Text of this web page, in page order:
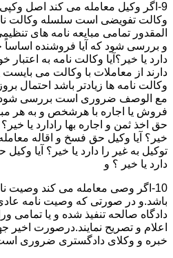
9-اگر وکیل معامله می کند اصل
وکالت تفویضی است سلسله وکالت
المقدور تمامی مبایعه نامه های
و بررسی شود که آیا فروشنده اساساً
دارد یا خیر؟آیا وکالت نامه به
دارند از معاملات با وکالت می
وکالت نامه ها زیادتر باشد احتمال
مع الوصف ضروری است بررسی شود
فروش یا اجاره با هرشخص و به هر
حق اخذ ثمن و اجاره بها رادارد یا
خیر؟ آیا وکیل حق فسخ و اقاله
توکیل به غیر را دارد یا خیر؟ آیا
دارد یا خیر ؟ و
10-اگر وصی معامله می کند وصیت
باشد.و در صورتی که وصیت نامه
دادگاه صالحه تنفیذ شده و یا تمامی
اعلام و تصریح نمایند.درصورت اخیر
خبره و وکلای دادگستری ضروری